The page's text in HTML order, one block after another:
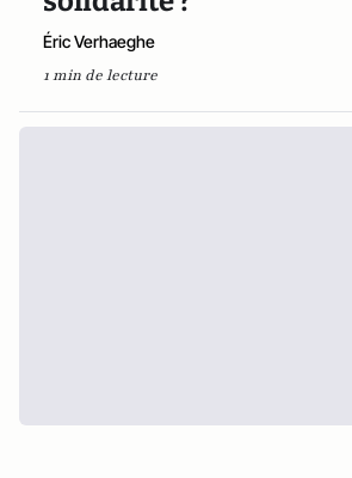
Éric Verhaeghe
1 min de lecture